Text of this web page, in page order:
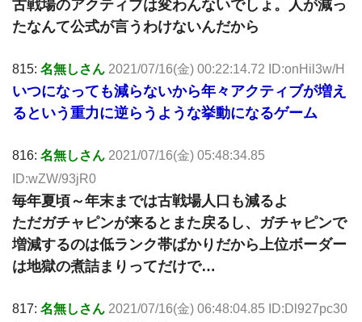
古戦場のアクティブは変わんないでしょ。人が減っ
たなんて公式が言うわけないんだから
815: 名無しさん 2021/07/16(金) 00:22:14.72 ID:onHil3w/H
いつになっても減らないから年々アクティブが増え
るという重力に逆らうような挙動になるゲーム
816: 名無しさん 2021/07/16(金) 05:48:34.85
ID:wZW/93jR0
毎年夏頃～年末までは古戦場人口も減るよ
ただガチャピンが来るとまた戻るし、ガチャピンで
増減するのは低ランク帯ばかりだから上位ボーダー
は地獄の煮詰まりってだけで…
817: 名無しさん 2021/07/16(金) 06:48:04.85 ID:Dl927pc30